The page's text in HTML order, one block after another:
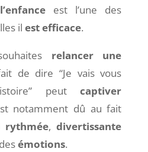
est l’une des
il est efficace.
relancer une
de dire “Je vais vous
peutcaptiver
notamment dû au fait
rythmée,divertissante
émotions.